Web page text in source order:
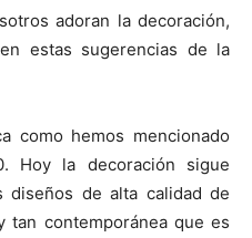
adoran la decoración,
estas sugerencias de la
como hemos mencionado
Hoy la decoración sigue
diseños de alta calidad de
tan contemporánea que es